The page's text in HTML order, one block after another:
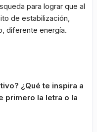
para lograr que al
de estabilización,
diferente energía.
¿Qué te inspira a
primero la letra o la